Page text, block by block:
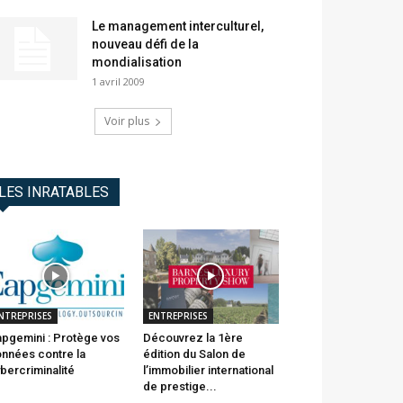
Le management interculturel,
nouveau défi de la
mondialisation
1 avril 2009
Voir plus
LES INRATABLES
: Protège vos
contre la
ENTREPRISES
Découvrez la 1ère
édition du Salon de
l’immobilier international
de prestige...